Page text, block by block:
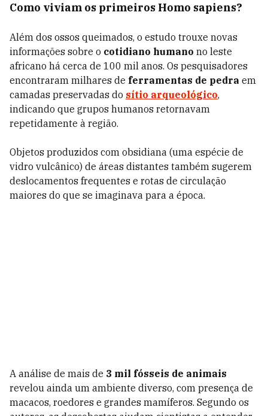
Como viviam os primeiros Homo sapiens?
Além dos ossos queimados, o estudo trouxe novas
informações sobre o cotidiano humano no leste
africano há cerca de 100 mil anos. Os pesquisadores
encontraram milhares de ferramentas de pedra em
camadas preservadas do sítio arqueológico,
indicando que grupos humanos retornavam
repetidamente à região.
Objetos produzidos com obsidiana (uma espécie de
vidro vulcânico) de áreas distantes também sugerem
deslocamentos frequentes e rotas de circulação
maiores do que se imaginava para a época.
A análise de mais de 3 mil fósseis de animais
revelou ainda um ambiente diverso, com presença de
macacos, roedores e grandes mamíferos. Segundo os